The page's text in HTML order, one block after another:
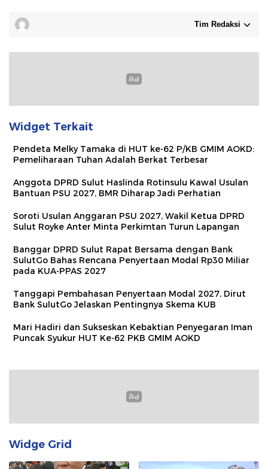
Tim Redaksi
Widget Terkait
Pendeta Melky Tamaka di HUT ke-62 P/KB GMIM AOKD:
Pemeliharaan Tuhan Adalah Berkat Terbesar
Anggota DPRD Sulut Haslinda Rotinsulu Kawal Usulan
Bantuan PSU 2027, BMR Diharap Jadi Perhatian
Soroti Usulan Anggaran PSU 2027, Wakil Ketua DPRD
Sulut Royke Anter Minta Perkimtan Turun Lapangan
Banggar DPRD Sulut Rapat Bersama dengan Bank
SulutGo Bahas Rencana Penyertaan Modal Rp30 Miliar
pada KUA-PPAS 2027
Tanggapi Pembahasan Penyertaan Modal 2027, Dirut
Bank SulutGo Jelaskan Pentingnya Skema KUB
Mari Hadiri dan Sukseskan Kebaktian Penyegaran Iman
Puncak Syukur HUT Ke-62 PKB GMIM AOKD
Widge Grid